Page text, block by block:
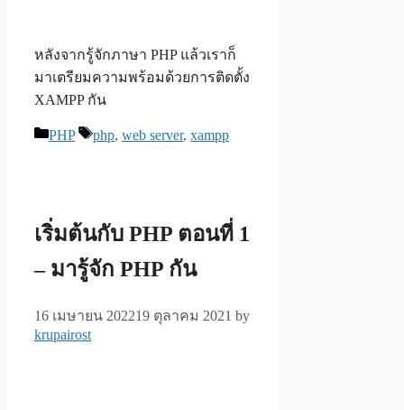
หลังจากรู้จักภาษา PHP แล้วเราก็
มาเตรียมความพร้อมด้วยการติดตั้ง
XAMPP กัน
Categories
PHP Tags
php, web server, xampp
เริ่มต้นกับ PHP ตอนที่ 1
– มารู้จัก PHP กัน
16 เมษายน 202219 ตุลาคม 2021 by
krupairost